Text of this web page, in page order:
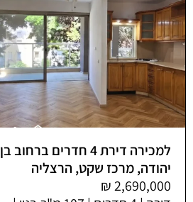
למכירה דירת 4 חדרים ברחוב בן
יהודה, מרכז שקט, הרצליה